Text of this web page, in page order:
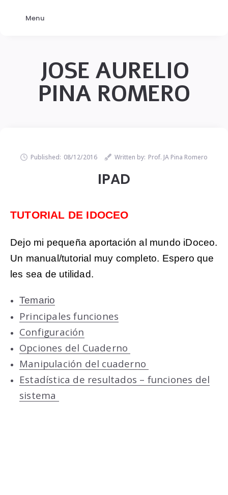
JOSE AURELIO
PINA ROMERO
Published: 08/12/2016 Written by: Prof. JA Pina Romero
IPAD
TUTORIAL DE IDOCEO
Dejo mi pequeña aportación al mundo iDoceo.
Un manual/tutorial muy completo. Espero que
les sea de utilidad.
Temario
Principales funciones
Configuración
Opciones del Cuaderno
Manipulación del cuaderno
Estadística de resultados – funciones del
sistema
Menu